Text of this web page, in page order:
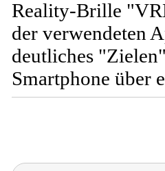
Reality-Brille
der verwendeten
deutliches
Smartphone über